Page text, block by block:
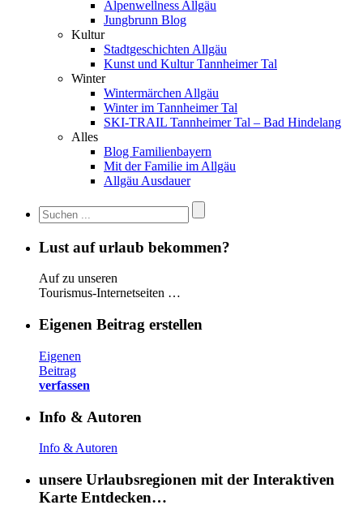
Alpenwellness Allgäu
Jungbrunn Blog
Kultur
Stadtgeschichten Allgäu
Kunst und Kultur Tannheimer Tal
Winter
Wintermärchen Allgäu
Winter im Tannheimer Tal
SKI-TRAIL Tannheimer Tal – Bad Hindelang
Alles
Blog Familienbayern
Mit der Familie im Allgäu
Allgäu Ausdauer
Lust auf urlaub bekommen?
Auf zu unseren
Tourismus-Internetseiten …
Eigenen Beitrag erstellen
Eigenen
Beitrag
verfassen
Info & Autoren
Info & Autoren
unsere Urlaubsregionen mit der Interaktiven
Karte Entdecken…